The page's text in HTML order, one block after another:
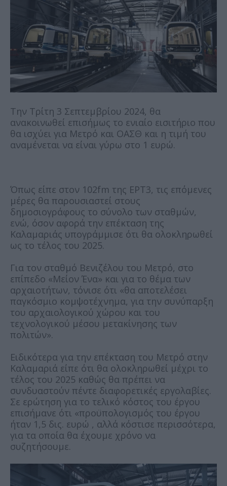
Την Τρίτη 3 Σεπτεμβρίου 2024, θα
ανακοινωθεί επισήμως το ενιαίο εισιτήριο που
θα ισχύει για Μετρό και ΟΑΣΘ και η τιμή του
αναμένεται να είναι γύρω στο 1 ευρώ.
Όπως είπε στον 102fm της ΕΡΤ3, τις επόμενες
μέρες θα παρουσιαστεί στους
δημοσιογράφους το σύνολο των σταθμών,
ενώ, όσον αφορά την επέκταση της
Καλαμαριάς υπογράμμισε ότι θα ολοκληρωθεί
ως το τέλος του 2025.
Για τον σταθμό Βενιζέλου του Μετρό, στο
επίπεδο «Μείον Ένα» και για το θέμα των
αρχαιοτήτων, τόνισε ότι «θα αποτελέσει
παγκόσμιο κομψοτέχνημα, για την συνύπαρξη
του αρχαιολογικού χώρου και του
τεχνολογικού μέσου μετακίνησης των
πολιτών».
Ειδικότερα για την επέκταση του Μετρό στην
Καλαμαριά είπε ότι θα ολοκληρωθεί μέχρι το
τέλος του 2025 καθώς θα πρέπει να
συνδυαστούν πέντε διαφορετικές εργολαβίες.
Σε ερώτηση για το τελικό κόστος του έργου
επισήμανε ότι «προϋπολογισμός του έργου
ήταν 1,5 δις. ευρώ , αλλά κόστισε περισσότερα,
για τα οποία θα έχουμε χρόνο να
συζητήσουμε.